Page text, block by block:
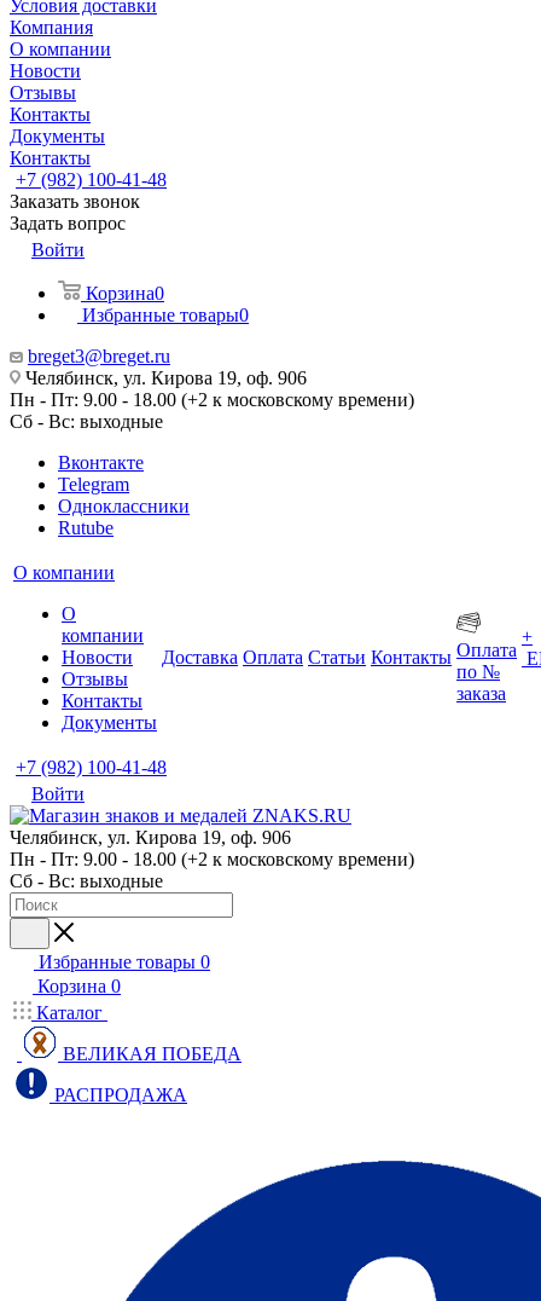
Условия доставки
Компания
О компании
Новости
Отзывы
Контакты
Документы
Контакты
+7 (982) 100-41-48
Заказать звонок
Задать вопрос
Войти
Корзина0
Избранные товары0
breget3@breget.ru
Челябинск, ул. Кирова 19, оф. 906
Пн - Пт: 9.00 - 18.00 (+2 к московскому времени)
Сб - Вс: выходные
Вконтакте
Telegram
Одноклассники
Rutube
О компании
О
компании
Новости
Отзывы
Контакты
Документы
Доставка Оплата Статьи Контакты Оплата
по №
заказа
+
+7 (982) 100-41-48
Войти
Челябинск, ул. Кирова 19, оф. 906
Пн - Пт: 9.00 - 18.00 (+2 к московскому времени)
Сб - Вс: выходные
Избранные товары 0
Корзина 0
Каталог
ВЕЛИКАЯ ПОБЕДА
РАСПРОДАЖА